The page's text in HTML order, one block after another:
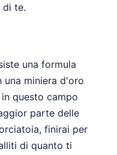
di te.
una formula
una miniera d'oro
questo campo
parte delle
finirai per
di quanto ti